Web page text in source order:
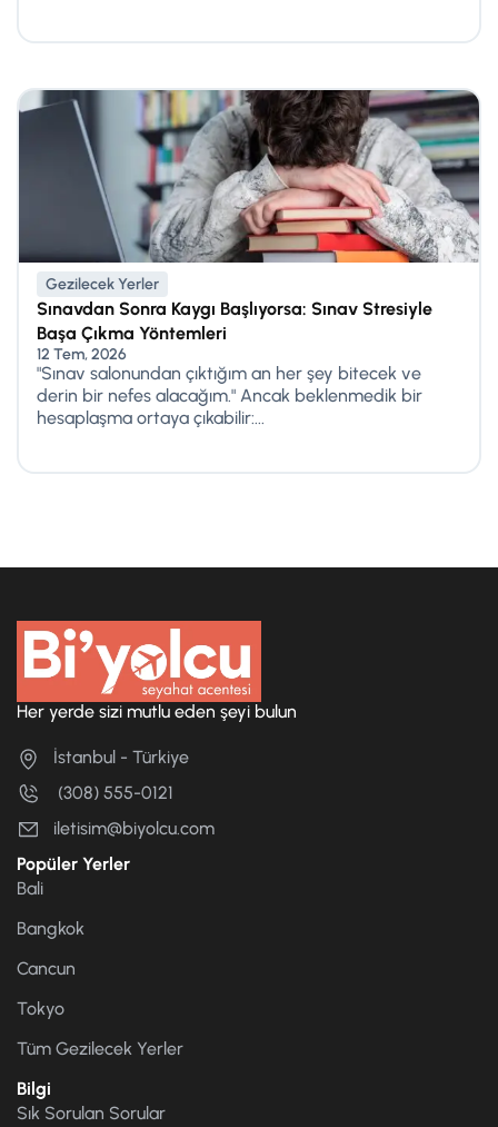
Gezilecek Yerler
Sınavdan Sonra Kaygı Başlıyorsa: Sınav Stresiyle
Başa Çıkma Yöntemleri
12 Tem, 2026
"Sınav salonundan çıktığım an her şey bitecek ve
derin bir nefes alacağım." Ancak beklenmedik bir
hesaplaşma ortaya çıkabilir:...
Her yerde sizi mutlu eden şeyi bulun
İstanbul - Türkiye
(308) 555-0121
iletisim@biyolcu.com
Popüler Yerler
Bali
Bangkok
Cancun
Tokyo
Tüm Gezilecek Yerler
Bilgi
Sık Sorulan Sorular